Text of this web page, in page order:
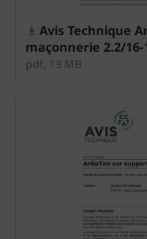
Avis Technique
maçonnerie 2.2/16-
pdf, 13 MB